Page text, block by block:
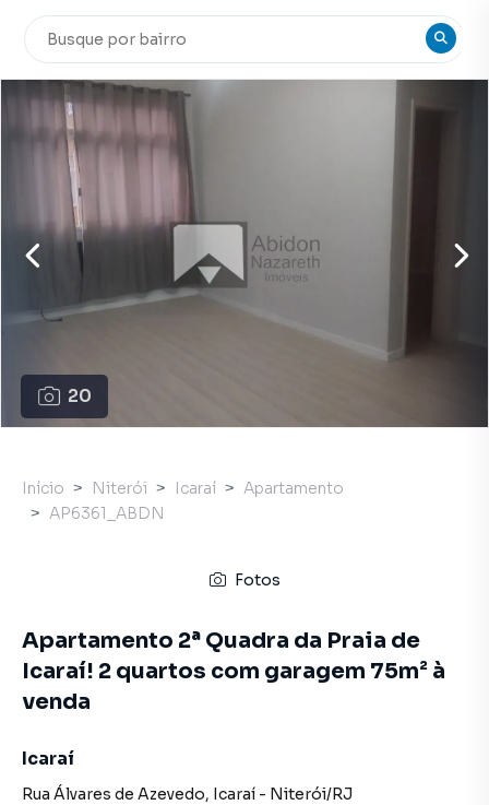
20
Início Niterói Icaraí
Apartamento
AP6361_ABDN
Fotos
Apartamento 2ª Quadra da Praia de
Icaraí! 2 quartos com garagem 75m² à
venda
Icaraí
Rua Álvares de Azevedo, Icaraí - Niterói/RJ